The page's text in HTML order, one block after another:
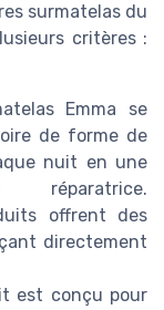
surmatelas du
critères :
Emma se
de forme de
nuit en une
réparatrice.
offrent des
directement
est conçu pour